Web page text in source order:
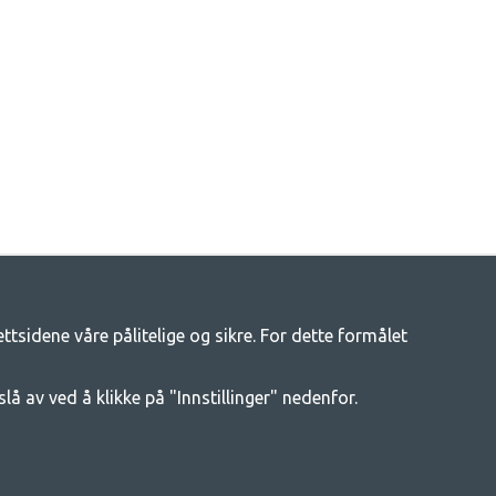
campingutstyret i hver prisklasse når det gjelder kvalitet og
våre pålitelige og sikre. For dette formålet
av ved å klikke på "Innstillinger" nedenfor.